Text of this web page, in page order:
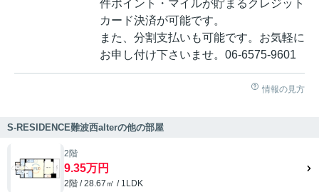
件ポイント・マイルが貯まるクレジット
カード決済が可能です。
また、分割支払いも可能です。お気軽に
お申し付け下さいませ。06-6575-9601
情報の見方
S-RESIDENCE難波西alterの他の部屋
2階
9.35万円
2階 / 28.67㎡ / 1LDK